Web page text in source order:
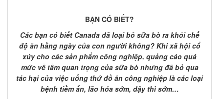
BẠN CÓ BIẾT?
Các bạn có biết Canada đã loại bỏ sữa bò ra khỏi chế
độ ăn hằng ngày của con người không? Khi xã hội cổ
xúy cho các sản phẩm công nghiệp, quảng cáo quá
mức về tầm quan trọng của sữa bò nhưng đã bỏ qua
tác hại của việc uống thứ đồ ăn công nghiệp là các loại
bệnh tiềm ẩn, lão hóa sớm, dậy thì sớm…